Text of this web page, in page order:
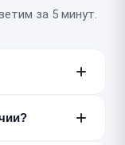
за 5 минут.
срок